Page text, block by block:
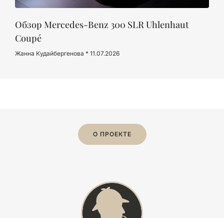
Обзор Mercedes-Benz 300 SLR Uhlenhaut
Coupé
Жанна Кудайбергенова 11.07.2026
О ПРОЕКТЕ